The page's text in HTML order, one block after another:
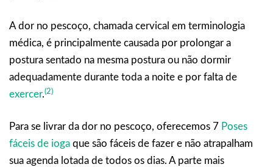
A dor no pescoço, chamada cervical em terminologia
médica, é principalmente causada por prolongar a
postura sentado na mesma postura ou não dormir
adequadamente durante toda a noite e por falta de
exercer.(2)
Para se livrar da dor no pescoço, oferecemos 7 Poses
fáceis de ioga que são fáceis de fazer e não atrapalham
sua agenda lotada de todos os dias. A parte mais